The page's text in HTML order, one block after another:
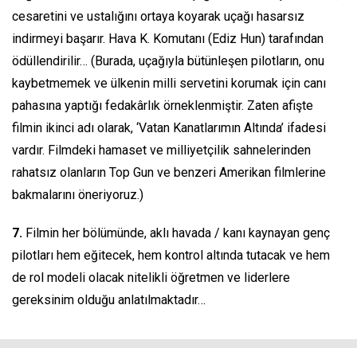
cesaretini ve ustalığını ortaya koyarak uçağı hasarsız
indirmeyi başarır. Hava K. Komutanı (Ediz Hun) tarafından
ödüllendirilir… (Burada, uçağıyla bütünleşen pilotların, onu
kaybetmemek ve ülkenin milli servetini korumak için canı
pahasına yaptığı fedakârlık örneklenmiştir. Zaten afişte
filmin ikinci adı olarak, ‘Vatan Kanatlarımın Altında’ ifadesi
vardır. Filmdeki hamaset ve milliyetçilik sahnelerinden
rahatsız olanların Top Gun ve benzeri Amerikan filmlerine
bakmalarını öneriyoruz.)
7. Filmin her bölümünde, aklı havada / kanı kaynayan genç
pilotları hem eğitecek, hem kontrol altında tutacak ve hem
de rol modeli olacak nitelikli öğretmen ve liderlere
gereksinim olduğu anlatılmaktadır…